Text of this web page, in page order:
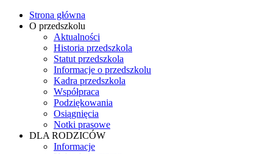
Strona główna
O przedszkolu
Aktualności
Historia przedszkola
Statut przedszkola
Informacje o przedszkolu
Kadra przedszkola
Współpraca
Podziękowania
Osiągnięcia
Notki prasowe
DLA RODZICÓW
Informacje